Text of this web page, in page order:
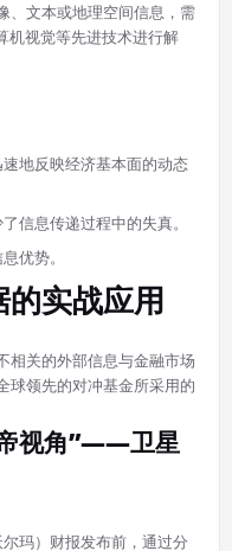
、文本或地理空间信息，需
机视觉等先进技术进行解
地反映经济基本面的动态
信息传递过程中的失真。
优势。
实战应用
相关的外部信息与金融市场
球领先的对冲基金所采用的
视角”——卫星
玛）财报发布前，通过分